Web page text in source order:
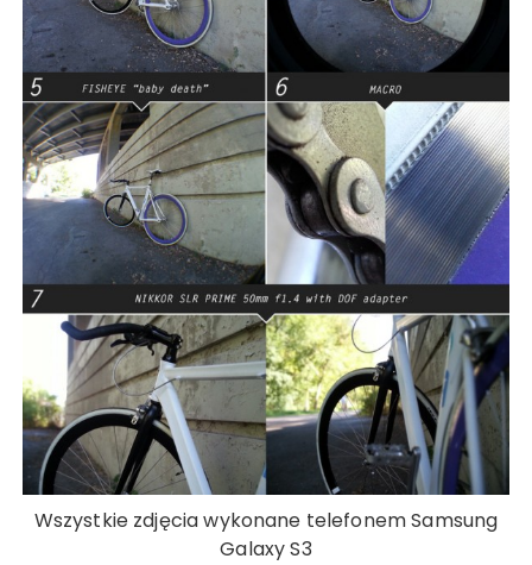
Wszystkie zdjęcia wykonane telefonem Samsung
Galaxy S3